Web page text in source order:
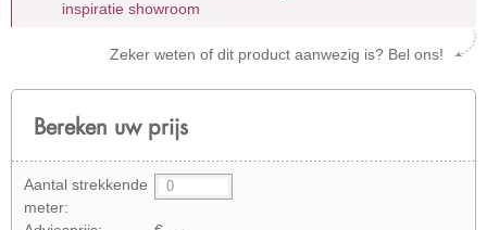
inspiratie showroom
Zeker weten of dit product aanwezig is? Bel ons!
Bereken uw prijs
Aantal strekkende
meter: